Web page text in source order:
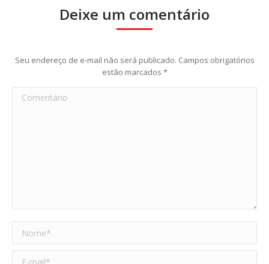
Deixe um comentário
Seu endereço de e-mail não será publicado. Campos obrigatórios
estão marcados *
Comentário
Nome *
E-mail *